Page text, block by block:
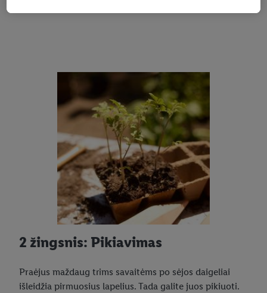
2 žingsnis: Pikiavimas
Praėjus maždaug trims savaitėms po sėjos daigeliai
išleidžia pirmuosius lapelius. Tada galite juos pikiuoti.
laikotarpį ir Jūsų teisę bet kada atšaukti sutikimą, galite rasti
arba paspaudusčia